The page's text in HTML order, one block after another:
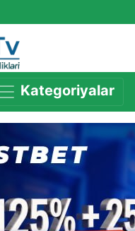
Kategoriyalar